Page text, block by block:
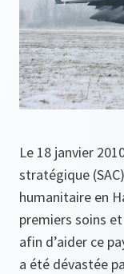
Le 18 janvier
stratégique
humanitaire en
premiers soins
afin d’aider ce
a été dévastée